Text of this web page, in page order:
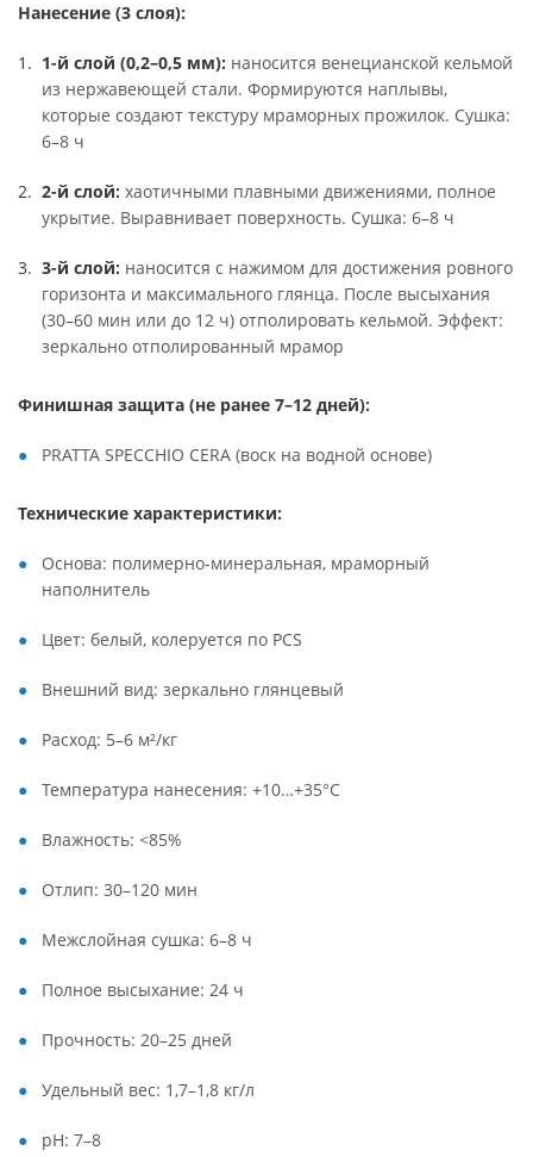
Нанесение (3 слоя):
1-й слой (0,2–0,5 мм): наносится венецианской кельмой
из нержавеющей стали. Формируются наплывы,
которые создают текстуру мраморных прожилок. Сушка:
6–8 ч
2-й слой: хаотичными плавными движениями, полное
укрытие. Выравнивает поверхность. Сушка: 6–8 ч
3-й слой: наносится с нажимом для достижения ровного
горизонта и максимального глянца. После высыхания
(30–60 мин или до 12 ч) отполировать кельмой. Эффект:
зеркально отполированный мрамор
Финишная защита (не ранее 7–12 дней):
PRATTA SPECCHIO CERA (воск на водной основе)
Технические характеристики:
Основа: полимерно-минеральная, мраморный
наполнитель
Цвет: белый, колеруется по PCS
Внешний вид: зеркально глянцевый
Расход: 5–6 м²/кг
Температура нанесения: +10…+35°C
Влажность: <85%
Отлип: 30–120 мин
Межслойная сушка: 6–8 ч
Полное высыхание: 24 ч
Прочность: 20–25 дней
Удельный вес: 1,7–1,8 кг/л
pH: 7–8